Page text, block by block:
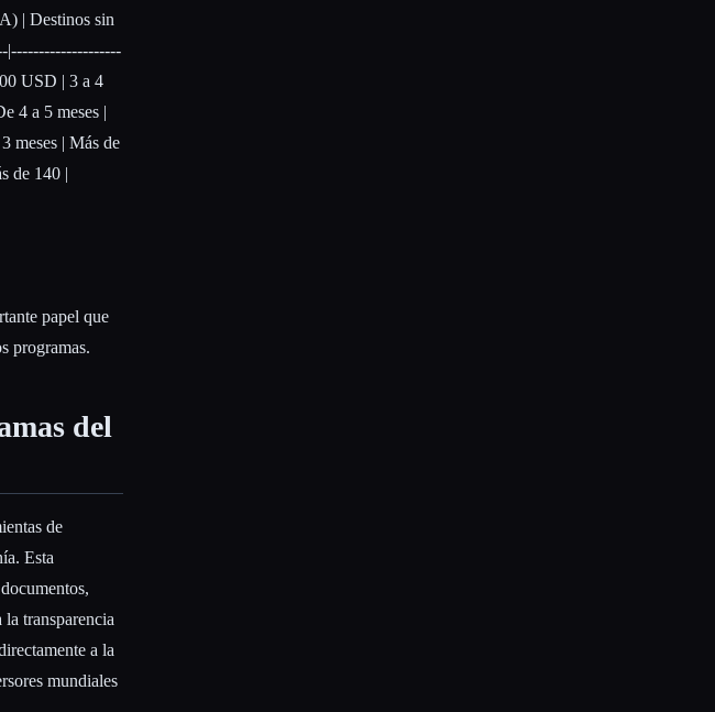
| Destinos sin
|--------------------
USD | 3 a 4
4 a 5 meses |
meses | Más de
de 140 |
papel que
programas.
del
de
Esta
transparencia
a la
mundiales